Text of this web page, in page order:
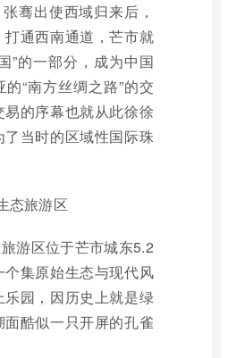
骞出使西域归来后，
通西南通道，芒市就
”的一部分，成为中国
“南方丝绸之路”的交
的序幕也就从此徐徐
当时的区域性国际珠
态旅游区
游区位于芒市城东5.2
集原始生态与现代风
园，因历史上就是绿
酷似一只开屏的孔雀